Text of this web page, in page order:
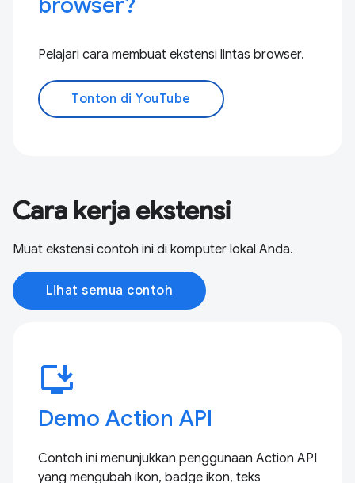
Pelajari cara membuat ekstensi lintas browser.
Tonton di YouTube
Cara kerja ekstensi
Muat ekstensi contoh ini di komputer lokal Anda.
Lihat semua contoh
install_desktop
Demo Action API
Contoh ini menunjukkan penggunaan Action API
yang mengubah ikon, badge ikon, teks